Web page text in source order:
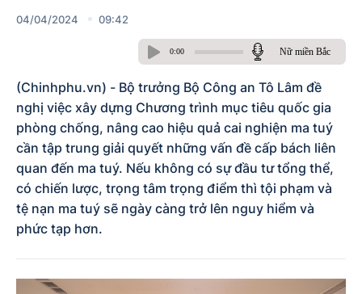
04/04/2024 09:42
0:00 Nữ miền Bắc
(Chinhphu.vn) - Bộ trưởng Bộ Công an Tô Lâm đề
nghị việc xây dựng Chương trình mục tiêu quốc gia
phòng chống, nâng cao hiệu quả cai nghiện ma tuý
cần tập trung giải quyết những vấn đề cấp bách liên
quan đến ma tuý. Nếu không có sự đầu tư tổng thể,
có chiến lược, trọng tâm trọng điểm thì tội phạm và
tệ nạn ma tuý sẽ ngày càng trở lên nguy hiểm và
phức tạp hơn.